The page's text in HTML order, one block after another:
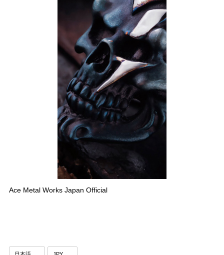
Ace Metal Works Japan Official